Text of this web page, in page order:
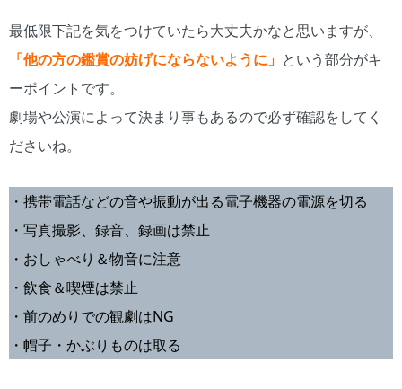
最低限下記を気をつけていたら大丈夫かなと思いますが、
「他の方の鑑賞の妨げにならないように」 という部分がキ
ーポイントです。
劇場や公演によって決まり事もあるので必ず確認をしてく
ださいね。
・携帯電話などの音や振動が出る電子機器の電源を切る
・写真撮影、録音、録画は禁止
・おしゃべり＆物音に注意
・飲食＆喫煙は禁止
・前のめりでの観劇はNG
・帽子・かぶりものは取る